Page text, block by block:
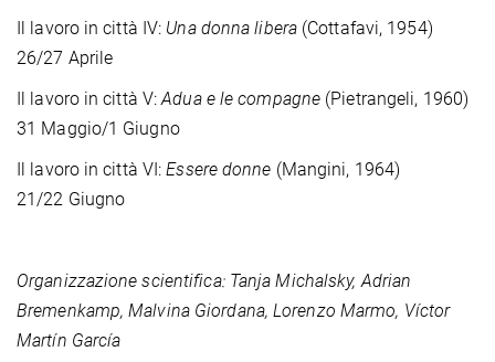
Il lavoro in città IV: Una donna libera(Cottafavi, 1954)
26/27 Aprile
Il lavoro in città V:Adua e le compagne (Pietrangeli, 1960)
31 Maggio/1 Giugno
Il lavoro in città VI: Essere donne (Mangini, 1964)
21/22 Giugno
Organizzazione scientifica: Tanja Michalsky, Adrian
Bremenkamp, Malvina Giordana, Lorenzo Marmo, Víctor
Martín García